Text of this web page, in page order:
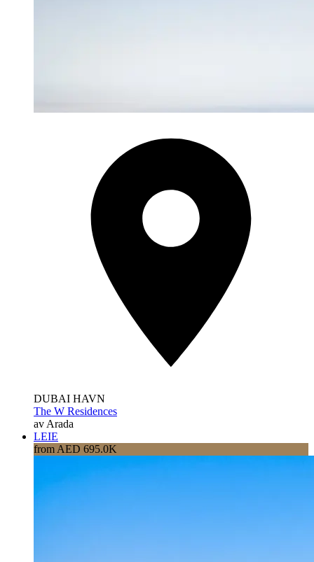
DUBAI HAVN
The W Residences
av Arada
LEIE
from AED 695.0K